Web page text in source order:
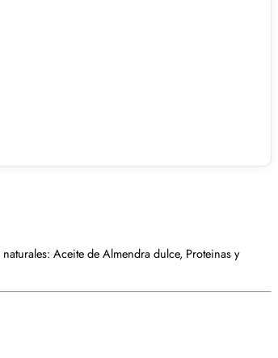
Aceite de Almendra dulce, Proteinas y